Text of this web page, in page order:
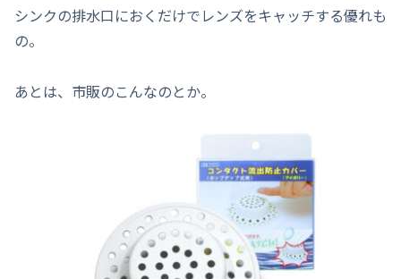
シンクの排水口におくだけでレンズをキャッチする優れも
の。
あとは、市販のこんなのとか。